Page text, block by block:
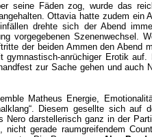
seine Fäden zog, wurde das
Ottavia hatte zudem ein
drehte sich der Abend
vorgegebenen Szenenwechsel.
der beiden Ammen den Abend
anrüchiger Erotik auf.
zur Sache gehen und auch
Matheus Energie,
Diesem gesellte sich auf
Nero darstellerisch ganz in der
gerade raumgreifendem